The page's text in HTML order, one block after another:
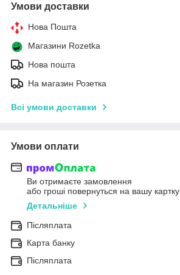
Умови доставки
Нова Пошта
Магазини Rozetka
Нова пошта
На магазин Розетка
Всі умови доставки
Умови оплати
Ви отримаєте замовлення
або гроші повернуться на вашу картку
Детальніше
Післяплата
Карта банку
Післяплата